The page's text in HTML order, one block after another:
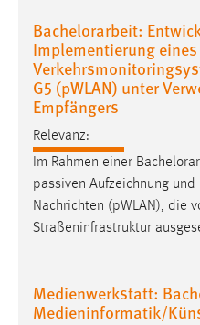
Bachelorarbeit:
Implementierung eines
G5 (pWLAN) unter
Empfängers
Relevanz:
Im Rahmen einer
passiven Aufzeichnung und
Nachrichten (pWLAN), die
Straßeninfrastruktur
Medienwerkstatt:
Medieninformatik/
Cookie Laufzeit:
30 Tage
Chat
Name:
MibewSessionID,
chat-frame-style-
Zweck:
MibewSessionID, mibew-
5e9dbeb1811c0446 =